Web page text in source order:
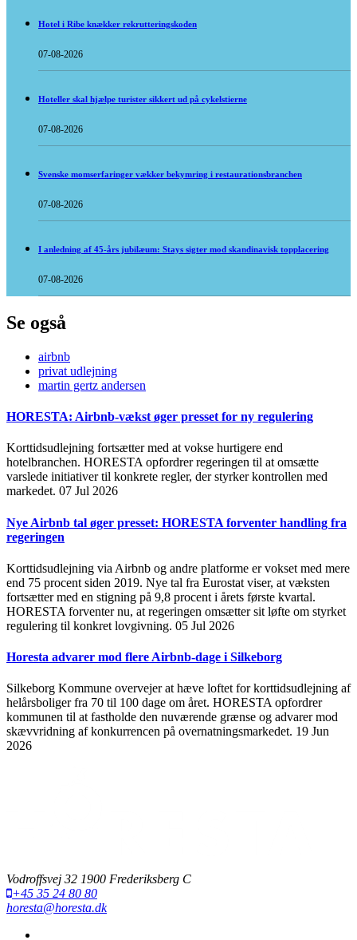
Hotel i Ribe knækker rekrutteringskoden
07-08-2026
Hoteller skal hjælpe turister sikkert ud på cykelstierne
07-08-2026
Svenske momserfaringer vækker bekymring i restaurationsbranchen
07-08-2026
I anledning af 45-års jubilæum: Stays sigter mod skandinavisk topplacering
07-08-2026
Se også
airbnb
privat udlejning
martin gertz andersen
HORESTA: Airbnb-vækst øger presset for ny regulering
Korttidsudlejning fortsætter med at vokse hurtigere end
hotelbranchen. HORESTA opfordrer regeringen til at omsætte
varslede initiativer til konkrete regler, der styrker kontrollen med
markedet. 07 Jul 2026
Nye Airbnb tal øger presset: HORESTA forventer handling fra
regeringen
Korttidsudlejning via Airbnb og andre platforme er vokset med mere
end 75 procent siden 2019. Nye tal fra Eurostat viser, at væksten
fortsætter med en stigning på 9,8 procent i årets første kvartal.
HORESTA forventer nu, at regeringen omsætter sit løfte om styrket
regulering til konkret lovgivning. 05 Jul 2026
Horesta advarer mod flere Airbnb-dage i Silkeborg
Silkeborg Kommune overvejer at hæve loftet for korttidsudlejning af
helårsboliger fra 70 til 100 dage om året. HORESTA opfordrer
kommunen til at fastholde den nuværende grænse og advarer mod
skævvridning af konkurrencen på overnatningsmarkedet. 19 Jun
2026
Vodroffsvej 32 1900 Frederiksberg C
+45 35 24 80 80
horesta@horesta.dk